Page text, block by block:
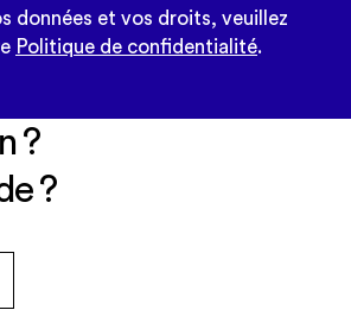
données et vos droits, veuillez
Politique de confidentialité.
?
?